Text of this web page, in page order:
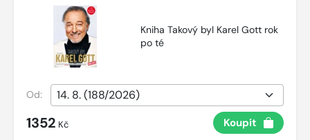
Kniha Takový byl Karel Gott rok
po té
Od:
1352 Kč Koupit